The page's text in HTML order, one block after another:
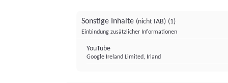
Sonstige Inhalte (nicht IAB) (1)
Einbindung zusätzlicher Informationen
YouTube
Google Ireland Limited, Irland